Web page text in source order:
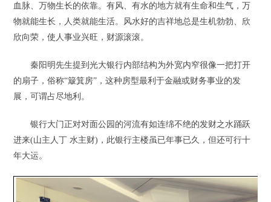
血脉、万物生长的依靠。有风、有水的地方就有生命和生气，万
物就能生长，人类就能生活。风水好的吉祥地总是生机勃勃、欣
欣向荣，使人事业兴旺，财源滚滚。
秦阳明先生提到光大银行内部结构为外宽内窄很像一把打开
的扇子，俗称“簸箕房”，这种房型最利于金融或财务事业的发
展，可谓占尽地利。
银行大门正对对面公园的河流有如连绵不绝的发财之水踊跃
进来(山主人丁 水主财)，此银行主楼虽已年事已久，但还可行十
年大运。